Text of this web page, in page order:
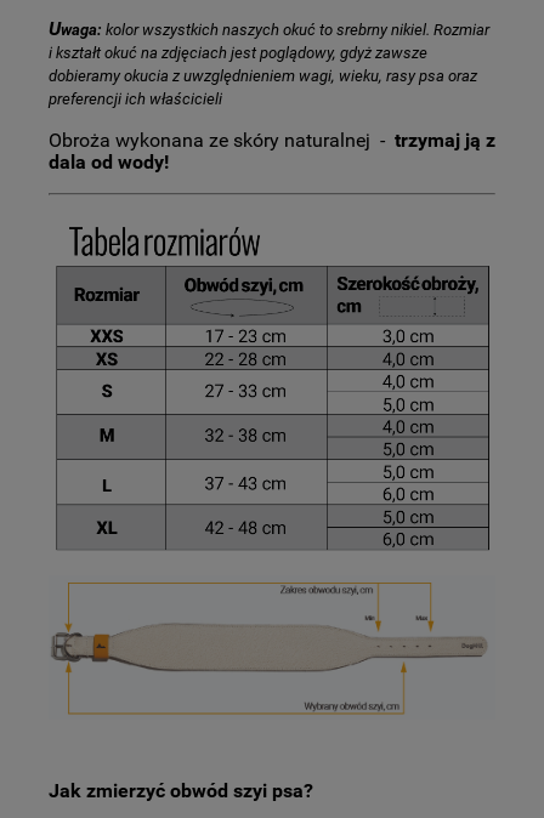
Uwaga: kolor wszystkich naszych okuć to srebrny nikiel. Rozmiar
i kształt okuć na zdjęciach jest poglądowy, gdyż zawsze
dobieramy okucia z uwzględnieniem wagi, wieku, rasy psa oraz
preferencji ich właścicieli
Obroża wykonana ze skóry naturalnej - trzymaj ją z
dala od wody!
Jak zmierzyć obwód szyi psa?